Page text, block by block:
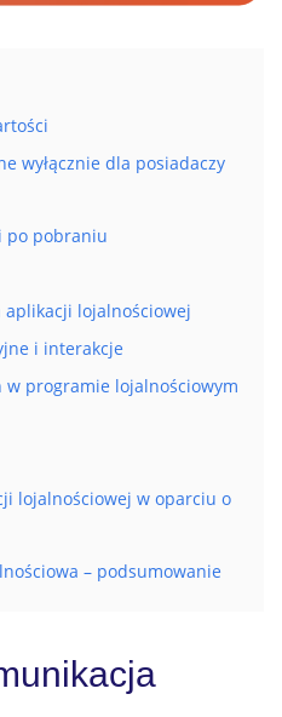
wyłącznie dla posiadaczy
po pobraniu
aplikacji lojalnościowej
i interakcje
w programie lojalnościowym
lojalnościowej w oparciu o
– podsumowanie